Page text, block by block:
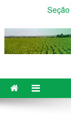
Sinpaf